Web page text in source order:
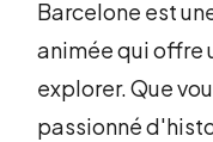
Barcelone est
animée qui offre
explorer. Que
passionné